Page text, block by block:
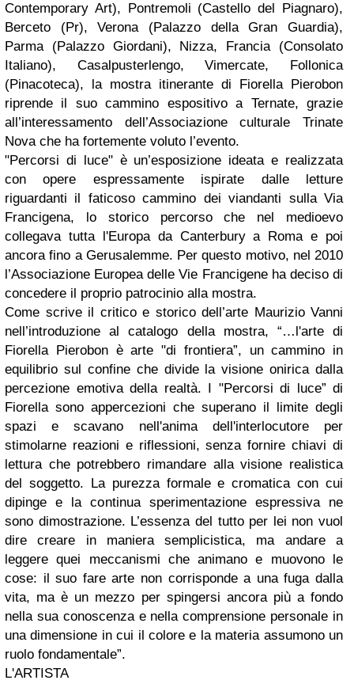
Contemporary Art), Pontremoli (Castello del Piagnaro),
Berceto (Pr), Verona (Palazzo della Gran Guardia),
Parma (Palazzo Giordani), Nizza, Francia (Consolato
Italiano), Casalpusterlengo, Vimercate, Follonica
(Pinacoteca), la mostra itinerante di Fiorella Pierobon
riprende il suo cammino espositivo a Ternate, grazie
all’interessamento dell’Associazione culturale Trinate
Nova che ha fortemente voluto l’evento.
"Percorsi di luce" è un’esposizione ideata e realizzata
con opere espressamente ispirate dalle letture
riguardanti il faticoso cammino dei viandanti sulla Via
Francigena, lo storico percorso che nel medioevo
collegava tutta l'Europa da Canterbury a Roma e poi
ancora fino a Gerusalemme. Per questo motivo, nel 2010
l’Associazione Europea delle Vie Francigene ha deciso di
concedere il proprio patrocinio alla mostra.
Come scrive il critico e storico dell’arte Maurizio Vanni
nell’introduzione al catalogo della mostra, “…l'arte di
Fiorella Pierobon è arte "di frontiera”, un cammino in
equilibrio sul confine che divide la visione onirica dalla
percezione emotiva della realtà. I "Percorsi di luce” di
Fiorella sono appercezioni che superano il limite degli
spazi e scavano nell'anima dell'interlocutore per
stimolarne reazioni e riflessioni, senza fornire chiavi di
lettura che potrebbero rimandare alla visione realistica
del soggetto. La purezza formale e cromatica con cui
dipinge e la continua sperimentazione espressiva ne
sono dimostrazione. L’essenza del tutto per lei non vuol
dire creare in maniera semplicistica, ma andare a
leggere quei meccanismi che animano e muovono le
cose: il suo fare arte non corrisponde a una fuga dalla
vita, ma è un mezzo per spingersi ancora più a fondo
nella sua conoscenza e nella comprensione personale in
una dimensione in cui il colore e la materia assumono un
ruolo fondamentale”.
L'ARTISTA